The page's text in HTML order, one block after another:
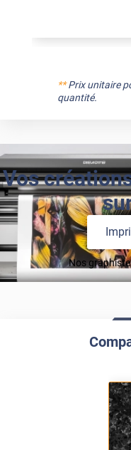
**Prix unitaire
quantité.
Vos
Nos